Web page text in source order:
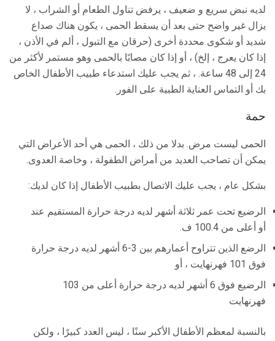
لديه نبض سريع و ضعيف ، يرفض تناول الطعام أو الشراب ، لا
يزال غير واضح حتى بعد أن يسقط الحمى ، يكون هناك صداع
شديد أو شكوى محددة أخرى (حرقان مع التبول ، ألم في الأذن ،
إذا كان يعرج ، إلخ) ، أو إذا كان مصابًا بالحمى وهو مستمر لأكثر من
24 إلى 48 ساعة. ، ثم يجب عليك استدعاء طبيب الأطفال الخاص
بك أو التماس العناية الطبية على الفور.
حمة
الحمى ليست مرض. بدلا من ذلك ، الحمى هي أحد الأعراض التي
يمكن أن تصاحب العديد من أمراض الطفولة ، وخاصة العدوى.
بشكل عام ، يجب عليك الاتصال بطبيب الأطفال إذا كان لديك:
الرضيع تحت عمر ثلاثة أشهر لديه درجة حرارة المستقيم عند
أو أعلى من 100.4 ف.
الرضع الذين تتراوح أعمارهم بين 3-6 أشهر لديه درجة حرارة
فوق 101 فهرنهايت ، أو
الرضيع فوق 6 أشهر لديه درجة حرارة أعلى من 103
فهرنهايت
بالنسبة لمعظم الأطفال الأكبر سنًا ، ليس العدد كبيرًا ، ولكن